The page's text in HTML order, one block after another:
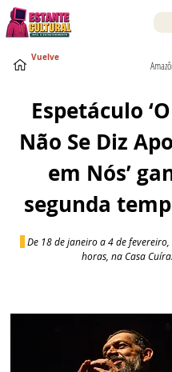
Vuelve
Espetáculo
Não Se Diz
em Nós’
segunda
De 18 de janeiro a 4 de fevereiro,
horas, na Casa Cuíra.